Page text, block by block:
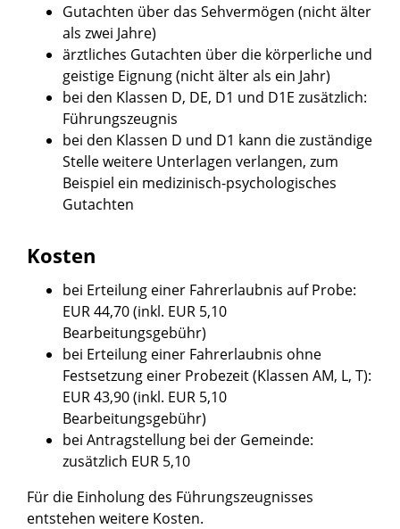
Gutachten über das Sehvermögen (nicht älter
als zwei Jahre)
ärztliches Gutachten über die körperliche und
geistige Eignung (nicht älter als ein Jahr)
bei den Klassen D, DE, D1 und D1E zusätzlich:
Führungszeugnis
bei den Klassen D und D1 kann die zuständige
Stelle weitere Unterlagen verlangen, zum
Beispiel ein medizinisch-psychologisches
Gutachten
Kosten
bei Erteilung einer Fahrerlaubnis auf Probe:
EUR 44,70 (inkl. EUR 5,10
Bearbeitungsgebühr)
bei Erteilung einer Fahrerlaubnis ohne
Festsetzung einer Probezeit (Klassen AM, L, T):
EUR 43,90 (inkl. EUR 5,10
Bearbeitungsgebühr)
bei Antragstellung bei der Gemeinde:
zusätzlich EUR 5,10
Für die Einholung des Führungszeugnisses
entstehen weitere Kosten.